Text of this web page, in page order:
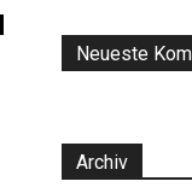
Neueste
Archiv